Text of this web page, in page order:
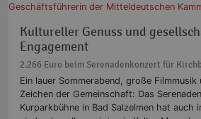
Kultureller Genuss und
Engagement
2.266 Euro beim Serenadenkonzert für
Ein lauer Sommerabend, große Filmmusik
Zeichen der Gemeinschaft: Das
Kurparkbühne in Bad Salzelmen hat auch